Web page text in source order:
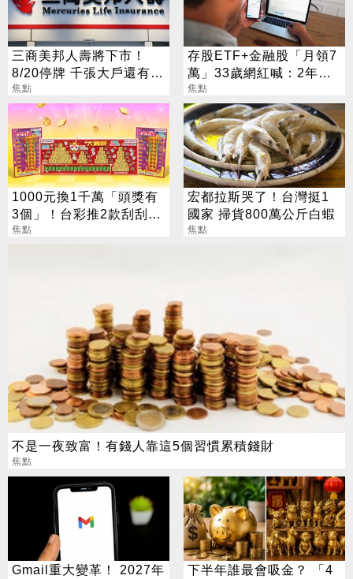
三商美邦人壽將下市！
8/20停牌 千張大戶還有
252人
焦點
存股ETF+金融股「月領7
萬」33歲網紅喊：2年內
要退休
焦點
1000元換1千萬「頭獎有
3個」！台彩推2款刮刮樂
總獎金逾33億
焦點
宏都拉斯哭了！台灣挺1
國家 掃貨800萬公斤白蝦
焦點
不是一夜致富！有錢人靠這5個習慣累積錢財
焦點
Gmail重大變革！ 2027年
下半年誰最會吸金？ 「4